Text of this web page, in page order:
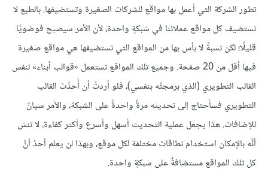
تطور الشركة التي أعمل بها مواقع للشركات الصغيرة وتستضيفها. بالطبع لا
نستضيف كل مواقع عملائنا في شبكةٍ واحدة، لأن الأمر سيصبح فوضويًا
قليلًا؛ لكن نسبةً لا بأس بها من المواقع التي نستضيفها هي مواقع صغيرة
فيها أقل من 20 صفحة. وجميع تلك المواقع تستعمل «قوالب أبناء» لنفس
القالب التطويري (الذي برمجتُه بنفسي)، فلو أردتُ أن أُحدِّث القالب
التطويري فسأحتاج إلى تحديثه مرةً واحدةً على الشبكة، والأمر سيانٌ
للإضافات. هذا يجعل عملية التحديث أسهل وأسرع وأكثر كفاءة. لا تنسَ
أنَّه بالإمكان استخدام نطاقات مختلفة لكل موقع، وبهذا لن يعلم أحدٌ أنَّ
كل تلك المواقع مستضافةٌ على شبكةٍ واحدة.